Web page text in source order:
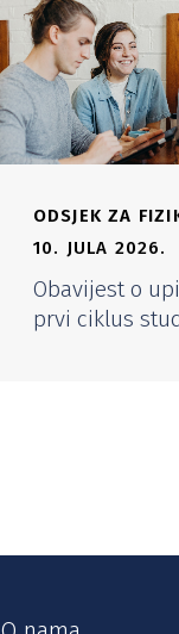
ODSJEK ZA
10. JULA 2026.
Obavijest o
prvi ciklus